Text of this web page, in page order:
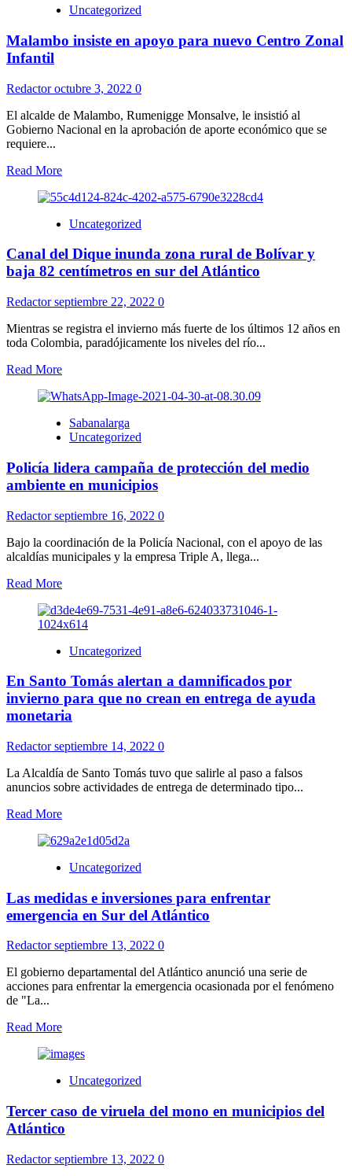
Uncategorized
Malambo insiste en apoyo para nuevo Centro Zonal
Infantil
Redactoroctubre 3, 2022 0
El alcalde de Malambo, Rumenigge Monsalve, le insistió al
Gobierno Nacional en la aprobación de aporte económico que se
requiere...
Read More
Uncategorized
Canal del Dique inunda zona rural de Bolívar y
baja 82 centímetros en sur del Atlántico
Redactorseptiembre 22, 2022 0
Mientras se registra el invierno más fuerte de los últimos 12 años en
toda Colombia, paradójicamente los niveles del río...
Read More
Sabanalarga
Uncategorized
Policía lidera campaña de protección del medio
ambiente en municipios
Redactorseptiembre 16, 2022 0
Bajo la coordinación de la Policía Nacional, con el apoyo de las
alcaldías municipales y la empresa Triple A, llega...
Read More
Uncategorized
En Santo Tomás alertan a damnificados por
invierno para que no crean en entrega de ayuda
monetaria
Redactorseptiembre 14, 2022 0
La Alcaldía de Santo Tomás tuvo que salirle al paso a falsos
anuncios sobre actividades de entrega de determinado tipo...
Read More
Uncategorized
Las medidas e inversiones para enfrentar
emergencia en Sur del Atlántico
Redactorseptiembre 13, 2022 0
El gobierno departamental del Atlántico anunció una serie de
acciones para enfrentar la emergencia ocasionada por el fenómeno
de "La...
Read More
Uncategorized
Tercer caso de viruela del mono en municipios del
Atlántico
Redactorseptiembre 13, 2022 0